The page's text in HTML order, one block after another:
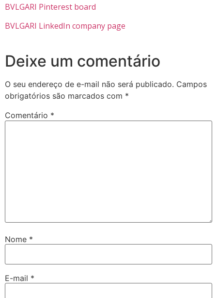
BVLGARI Pinterest board
BVLGARI LinkedIn company page
Deixe um comentário
O seu endereço de e-mail não será publicado. Campos
obrigatórios são marcados com *
Comentário *
Nome *
E-mail *